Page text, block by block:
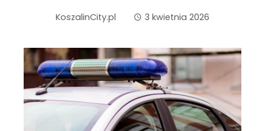
KoszalinCity.pl 3 kwietnia 2026